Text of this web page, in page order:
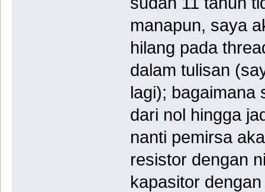
manapun, saya
hilang pada
dalam tulisan
lagi); bagaimana
dari nol hingga
nanti pemirsa
resistor dengan
kapasitor